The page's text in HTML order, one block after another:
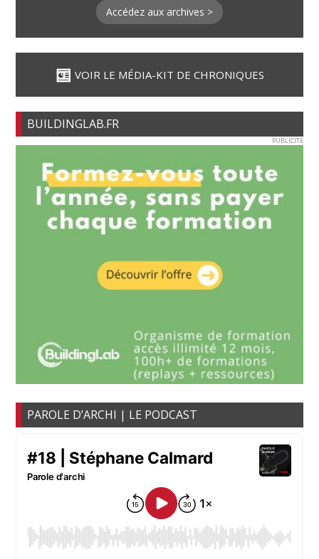
Accédez aux archives >
VOIR LE MÉDIA-KIT DE CHRONIQUES
BUILDINGLAB.FR
PUBLICITE
PAROLE D’ARCHI | LE PODCAST